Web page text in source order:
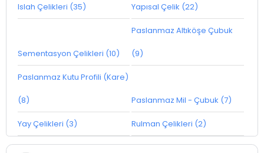
Islah Çelikleri (35) Yapısal Çelik (22)
Sementasyon Çelikleri (10)
Paslanmaz Altıköşe Çubuk
(9)
Paslanmaz Kutu Profili (Kare)
(8) Paslanmaz Mil - Çubuk (7)
Yay Çelikleri (3) Rulman Çelikleri (2)